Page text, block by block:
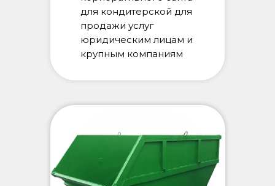
для кондитерской для
продажи услуг
юридическим лицам и
крупным компаниям